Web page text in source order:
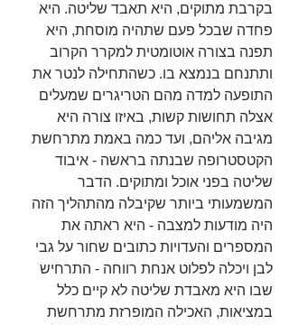
בקרבת מתוקים, היא תאבד שליטה. היא
פחדה שבכל פעם שתהיה מוסחת, היא
תפנה בצורה אוטומטית למקרר הקרוב
ותתנחם בנמצא בו. כשהתחילה לנטר את
התופעה למדה מהם הטריגרים שמעלים
אצלה תחושות קשות, באיזו צורה היא
מגיבה אליהם, ועד כמה באמת מתרחשת
הקטסטרופה שבנתה בראשה - איבוד
שליטה בפני אוכל ומתוקים. הדבר
המשמעותי ביותר שקיבלה מהתהליך הזה
היה מודעות למצבה - היא ראתה את
המספרים והעדויות כתובים שחור על גבי
לבן ויכלה לפלוט אנחת רווחה - התרחיש
שבו היא מאבדת שליטה לא קיים כלל
במציאות, האכילה המופרזת מתרחשת